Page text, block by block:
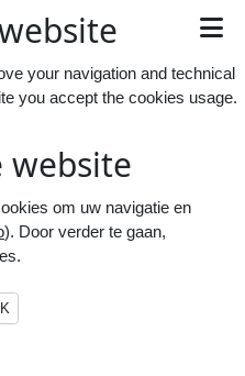
your navigation and technical
you accept the cookies usage.
website
om uw navigatie en
). Door verder te gaan,